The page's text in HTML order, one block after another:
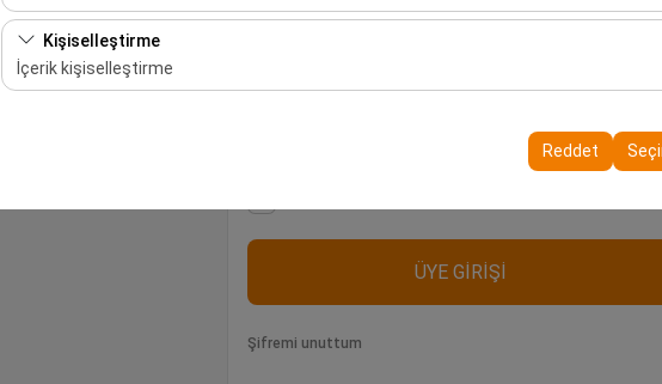
Bu çerezler, size ilgi alanlarınıza uygun kişiselleştirilmiş reklamlar göstermemize ve
etkinliğini (gösterim sayısı, tıklama oranı) ölçmemize olanak tanır.
Kişiselleştirme
İçerik kişiselleştirme
deneyiminizin tutarlılığını ve sürekliliğini sağlamak amacıyla kullanılır.
Reddet
Şifre
Doğrulama Kodu
ÜYE GİRİŞİ
Şifremi unuttum